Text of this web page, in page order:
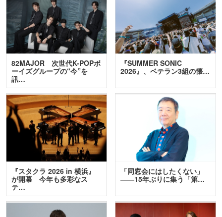
82MAJOR 次世代K-POPボ
ーイズグループの“今”を
訊…
『SUMMER SONIC
2026』、ベテラン3組の懐…
『スタクラ 2026 in 横浜』
が開幕 今年も多彩なス
テ…
「同窓会にはしたくない」
――15年ぶりに集う「第…